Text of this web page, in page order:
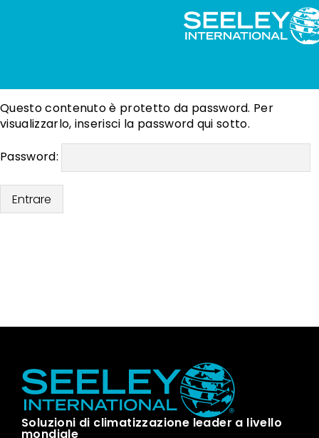
Questo contenuto è protetto da password. Per
visualizzarlo, inserisci la password qui sotto.
Password:
Soluzioni di climatizzazione leader a livello
mondiale